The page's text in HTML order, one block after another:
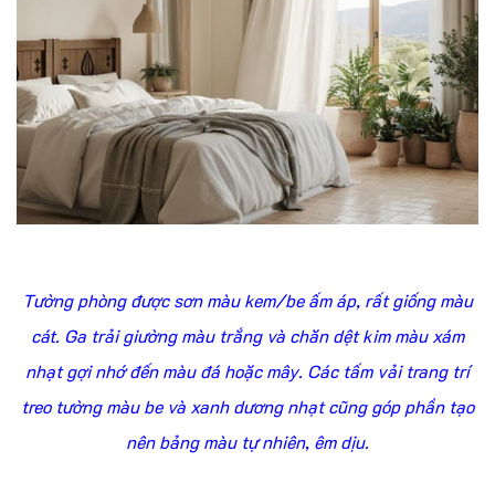
Tường phòng được sơn màu kem/be ấm áp, rất giống màu
cát. Ga trải giường màu trắng và chăn dệt kim màu xám
nhạt gợi nhớ đến màu đá hoặc mây. Các tấm vải trang trí
treo tường màu be và xanh dương nhạt cũng góp phần tạo
nên bảng màu tự nhiên, êm dịu.